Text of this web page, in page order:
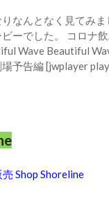
なんとなく見てみ
ーでした。 コロナ
Wave Beautiful
予告編 [jwplayer